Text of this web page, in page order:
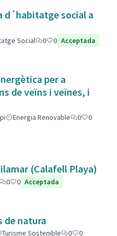
Social 0 0 Acceptada
per a
de veïns i veïnes, i
Energia Renovable 0
0
(Calafell Playa)
0 0 Acceptada
de natura
Turisme Sostenible 0
0